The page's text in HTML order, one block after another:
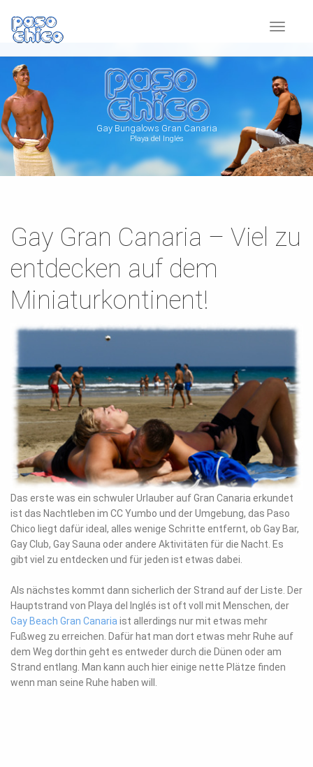
Toggle
Gay Bungalows Gran Canaria
Playa del Inglés
Gay Gran Canaria – Viel zu
entdecken auf dem
Miniaturkontinent!
Das erste was ein schwuler Urlauber auf Gran Canaria erkundet
ist das Nachtleben im CC Yumbo und der Umgebung, das Paso
Chico liegt dafür ideal, alles wenige Schritte entfernt, ob Gay Bar,
Gay Club, Gay Sauna oder andere Aktivitäten für die Nacht. Es
gibt viel zu entdecken und für jeden ist etwas dabei.
Als nächstes kommt dann sicherlich der Strand auf der Liste. Der
Hauptstrand von Playa del Inglés ist oft voll mit Menschen, der
Gay Beach Gran Canariaist allerdings nur mit etwas mehr
Fußweg zu erreichen. Dafür hat man dort etwas mehr Ruhe auf
dem Weg dorthin geht es entweder durch die Dünen oder am
Strand entlang. Man kann auch hier einige nette Plätze finden
wenn man seine Ruhe haben will.